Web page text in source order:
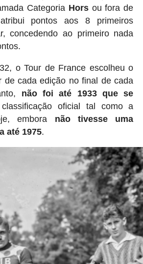
Categoria Horsou fora de
pontos aos 8 primeiros
concedendo ao primeiro nada
o Tour de France escolheu o
de cada edição no final de cada
não foi até 1933 que se
oficial tal como a
embora não tivesse uma
até 1975.